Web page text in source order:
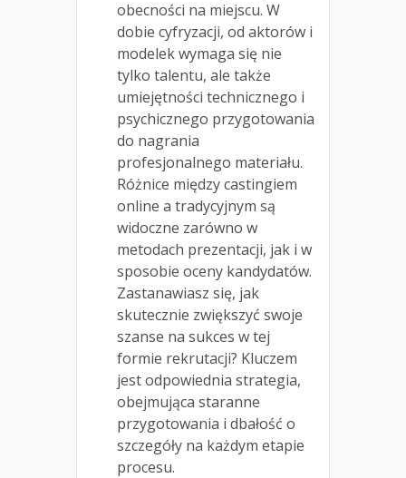
obecności na miejscu. W
dobie cyfryzacji, od aktorów i
modelek wymaga się nie
tylko talentu, ale także
umiejętności technicznego i
psychicznego przygotowania
do nagrania
profesjonalnego materiału.
Różnice między castingiem
online a tradycyjnym są
widoczne zarówno w
metodach prezentacji, jak i w
sposobie oceny kandydatów.
Zastanawiasz się, jak
skutecznie zwiększyć swoje
szanse na sukces w tej
formie rekrutacji? Kluczem
jest odpowiednia strategia,
obejmująca staranne
przygotowania i dbałość o
szczegóły na każdym etapie
procesu.